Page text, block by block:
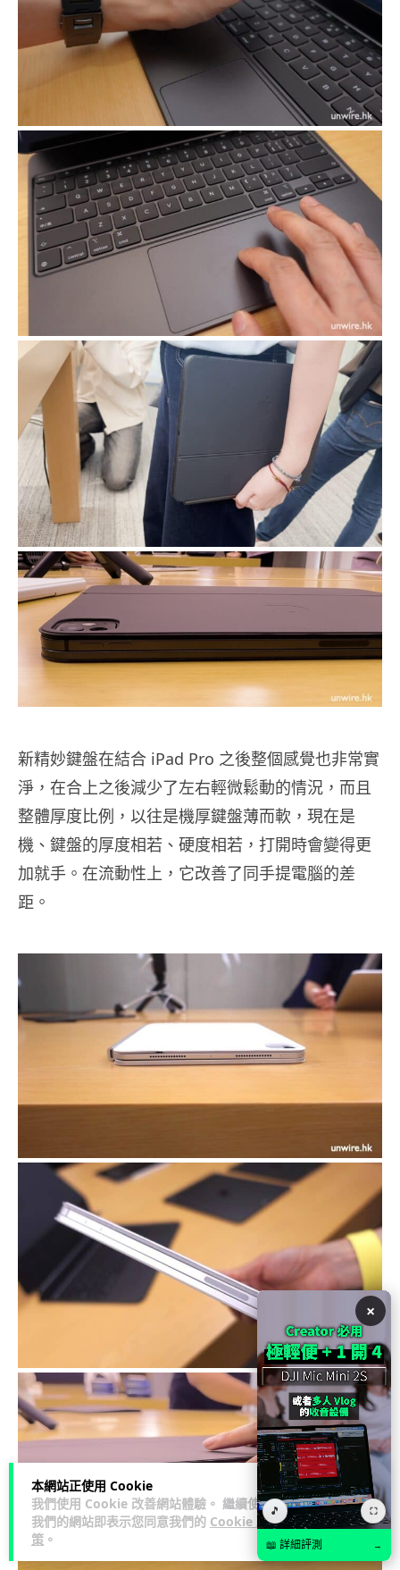
本網站正使用 Cookie
我們使用 Cookie 改善網站體驗。 繼續使用
我們的網站即表示您同意我們的 Cookie 政
策 。
新精妙鍵盤在結合 iPad Pro 之後整個感覺也非常實
淨，在合上之後減少了左右輕微鬆動的情況，而且
整體厚度比例，以往是機厚鍵盤薄而軟，現在是
機、鍵盤的厚度相若、硬度相若，打開時會變得更
加就手。在流動性上，它改善了同手提電腦的差
距。
×
🎵 ⛶
📖 詳細評測 →